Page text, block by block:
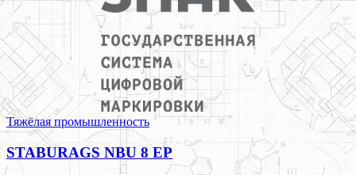
Тяжёлая промышленность
STABURAGS NBU 8 EP